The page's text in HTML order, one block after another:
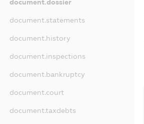
document.dossier
document.statements
document.history
document.inspections
document.bankruptcy
document.court
document.taxdebts